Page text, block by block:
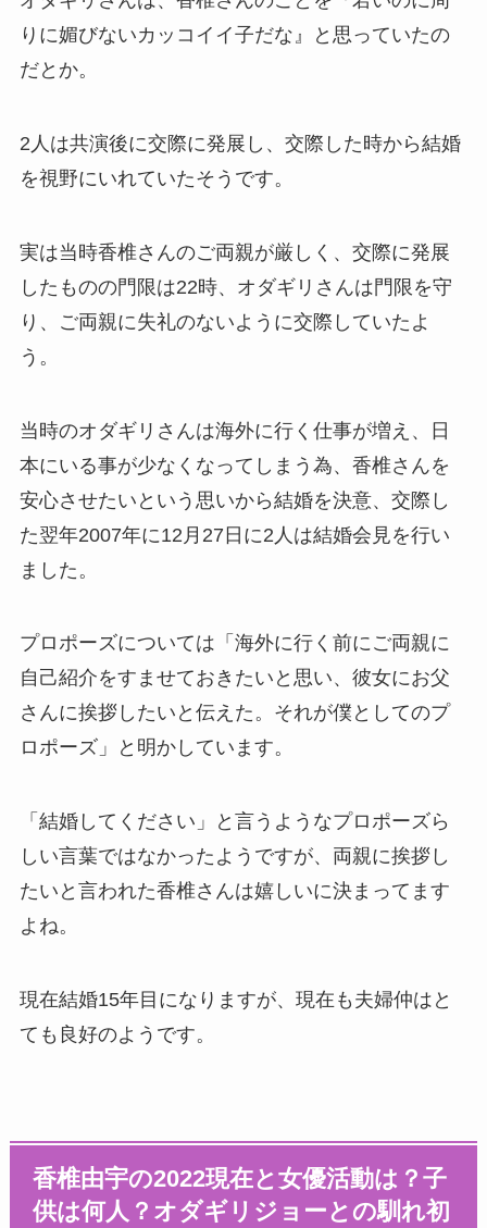
りに媚びないカッコイイ子だな』と思っていたの
だとか。
2人は共演後に交際に発展し、交際した時から結婚
を視野にいれていたそうです。
実は当時香椎さんのご両親が厳しく、交際に発展
したものの門限は22時、オダギリさんは門限を守
り、ご両親に失礼のないように交際していたよ
う。
当時のオダギリさんは海外に行く仕事が増え、日
本にいる事が少なくなってしまう為、香椎さんを
安心させたいという思いから結婚を決意、交際し
た翌年2007年に12月27日に2人は結婚会見を行い
ました。
プロポーズについては「海外に行く前にご両親に
自己紹介をすませておきたいと思い、彼女にお父
さんに挨拶したいと伝えた。それが僕としてのプ
ロポーズ」と明かしています。
「結婚してください」と言うようなプロポーズら
しい言葉ではなかったようですが、両親に挨拶し
たいと言われた香椎さんは嬉しいに決まってます
よね。
現在結婚15年目になりますが、現在も夫婦仲はと
ても良好のようです。
香椎由宇の2022現在と女優活動は？子
供は何人？オダギリジョーとの馴れ初